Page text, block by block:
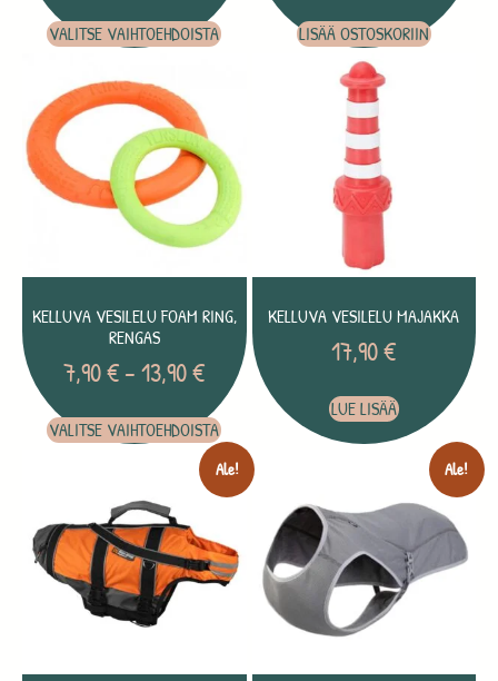
VALITSE VAIHTOEHDOISTA LISÄÄ OSTOSKORIIN
KELLUVA VESILELU FOAM RING,
RENGAS
7,90€– 13,90€
VALITSE VAIHTOEHDOISTA
KELLUVA VESILELU MAJAKKA
17,90€
LUE LISÄÄ
Ale! Ale!